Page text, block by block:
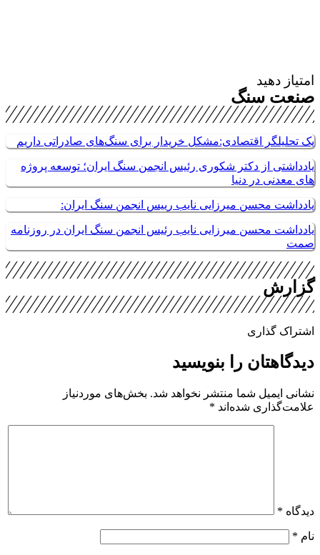
امتیاز دهید
صنعت سنگ
یک تحلیلگر اقتصادی:مشکل خریدار برای سنگ‌های صادراتی داریم
یادداشتی از دکتر شکوری رئیس انجمن سنگ ایران؛ توسعه پروژه
های معدنی در دنیا
یادداشت محسن میرزایی نایب رییس انجمن سنگ ایران:
یادداشت محسن میرزایی نایب رئیس انجمن سنگ ایران در روزنامه
صمت
گزارش
اشتراک گذاری
دیدگاهتان را بنویسید
نشانی ایمیل شما منتشر نخواهد شد. بخش‌های موردنیاز
علامت‌گذاری شده‌اند *
دیدگاه *
نام *